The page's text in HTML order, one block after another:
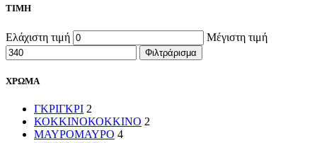
ΤΙΜΗ
Ελάχιστη τιμή Μέγιστη τιμή
Φιλτράρισμα
ΧΡΩΜΑ
ΓΚΡΙΓΚΡΙ 2
ΚΟΚΚΙΝΟΚΟΚΚΙΝΟ 2
ΜΑΥΡΟΜΑΥΡΟ 4